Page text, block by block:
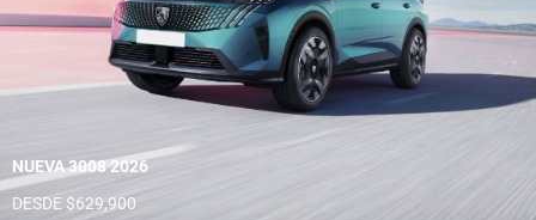
NUEVA 3008 2026
DESDE $629,900